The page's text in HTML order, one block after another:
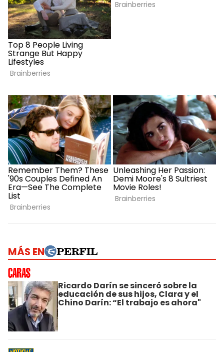
MÁS EN
Ricardo Darín se sinceró sobre la
educación de sus hijos, Clara y el
Chino Darín: “El trabajo es ahora"